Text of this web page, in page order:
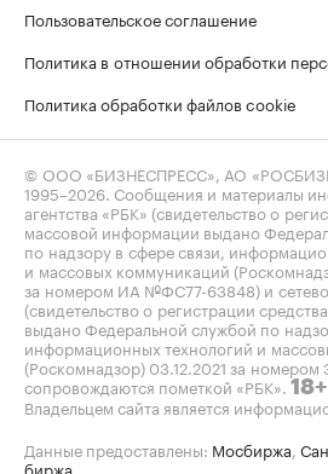
Пользовательское соглашение
Политика в отношении обработки
Политика обработки файлов cookie
© ООО «БИЗНЕСПРЕСС», АО
1995–2026 . Сообщения и материалы
агентства «РБК» (свидетельство о
массовой информации выдано
по надзору в сфере связи,
и массовых коммуникаций
за номером ИА №ФС77-63848) и
(свидетельство о регистрации
выдано Федеральной службой по
информационных технологий и
(Роскомнадзор) 03.12.2021 за
сопровождаются пометкой «РБК». 18+
Владельцем сайта является
Данные предоставлены: Мосбиржа
биржа